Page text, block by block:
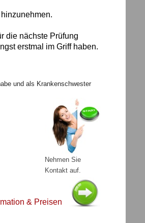
die nächste Prüfung
erstmal im Griff haben.
und als Krankenschwester
Nehmen Sie
Kontakt auf.
& Preisen